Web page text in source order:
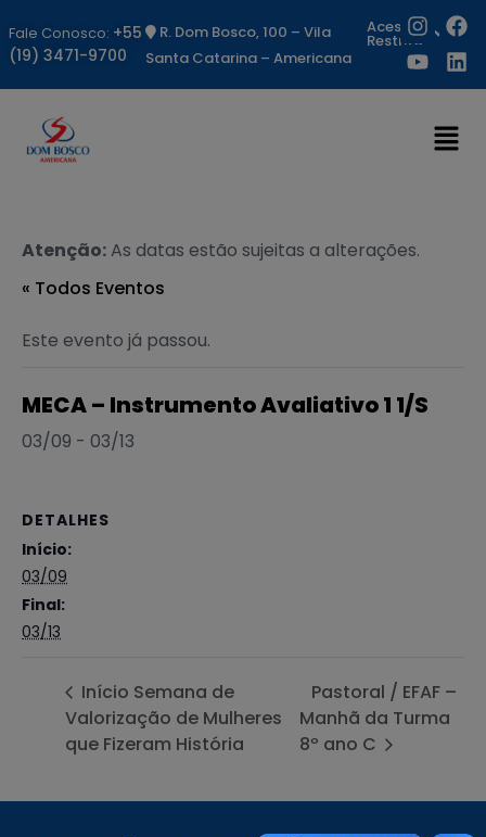
Fale Conosco: +55
(19) 3471-9700
R. Dom Bosco, 100 – Vila
Santa Catarina – Americana
Acesso
Restrito
Atenção:As datas estão sujeitas a alterações.
« Todos Eventos
Este evento já passou.
MECA – Instrumento Avaliativo 1 1/S
03/09 - 03/13
DETALHES
Início:
03/09
Final:
03/13
Início Semana de
Valorização de Mulheres
que Fizeram História
Pastoral / EFAF –
Manhã da Turma
8º ano C